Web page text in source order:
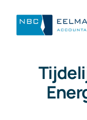
inhoud